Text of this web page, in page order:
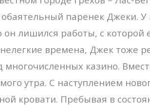
паренек Джеки. У
лишился работы, с которой
времена, Джек тоже
многочисленных казино.
утра. С наступлением
кровати. Пребывая в